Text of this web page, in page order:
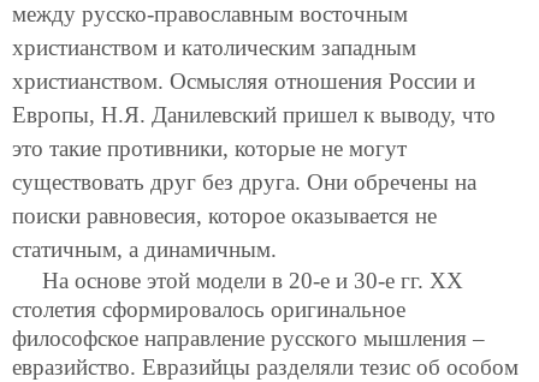
между русско-православным восточным
христианством и католическим западным
христианством. Осмысляя отношения России и
Европы, Н.Я. Данилевский пришел к выводу, что
это такие противники, которые не могут
существовать друг без друга. Они обречены на
поиски равновесия, которое оказывается не
статичным, а динамичным.
На основе этой модели в 20-е и 30-е гг. ХХ
столетия сформировалось оригинальное
философское направление русского мышления –
евразийство. Евразийцы разделяли тезис об особом